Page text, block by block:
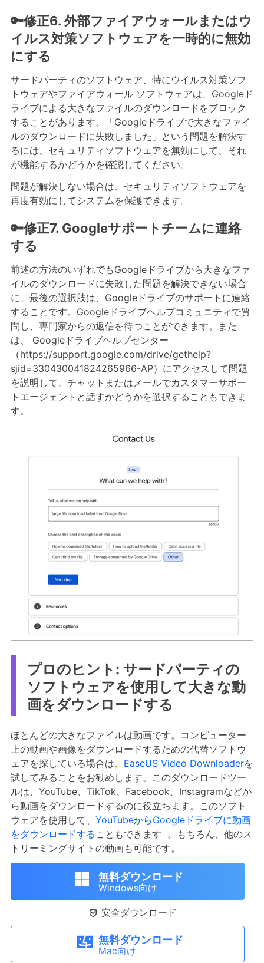
🔑修正6. 外部ファイアウォールまたはウ
イルス対策ソフトウェアを一時的に無効
にする
サードパーティのソフトウェア、特にウイルス対策ソフ
トウェアやファイアウォール ソフトウェアは、Googleド
ライブによる大きなファイルのダウンロードをブロック
することがあります。「Googleドライブで大きなファイ
ルのダウンロードに失敗しました」という問題を解決す
るには、セキュリティソフトウェアを無効にして、それ
が機能するかどうかを確認してください。
問題が解決しない場合は、セキュリティソフトウェアを
再度有効にしてシステムを保護できます。
🔑修正7. Googleサポートチームに連絡
する
前述の方法のいずれでもGoogleドライブから大きなファ
イルのダウンロードに失敗した問題を解決できない場合
に、最後の選択肢は、Googleドライブのサポートに連絡
することです。Googleドライブヘルプコミュニティで質
問し、専門家からの返信を待つことができます。また
は、 Googleドライブヘルプセンター
（https://support.google.com/drive/gethelp?
sjid=330430041824265966-AP）にアクセスして問題
を説明して、チャットまたはメールでカスタマーサポー
トエージェントと話すかどうかを選択することもできま
す。
プロのヒント: サードパーティの
ソフトウェアを使用して大きな動
画をダウンロードする
ほとんどの大きなファイルは動画です。コンピューター
上の動画や画像をダウンロードするための代替ソフトウ
ェアを探している場合は、 EaseUS Video Downloaderを
試してみることをお勧めします。このダウンロードツー
ルは、YouTube、TikTok、Facebook、Instagramなどか
ら動画をダウンロードするのに役立ちます。このソフト
ウェアを使用して、 YouTubeからGoogleドライブに動画
をダウンロードする こともできます 。もちろん、他のス
トリーミングサイトの動画も可能です。
無料ダウンロード
Windows向け
 安全ダウンロード
無料ダウンロード
Mac向け